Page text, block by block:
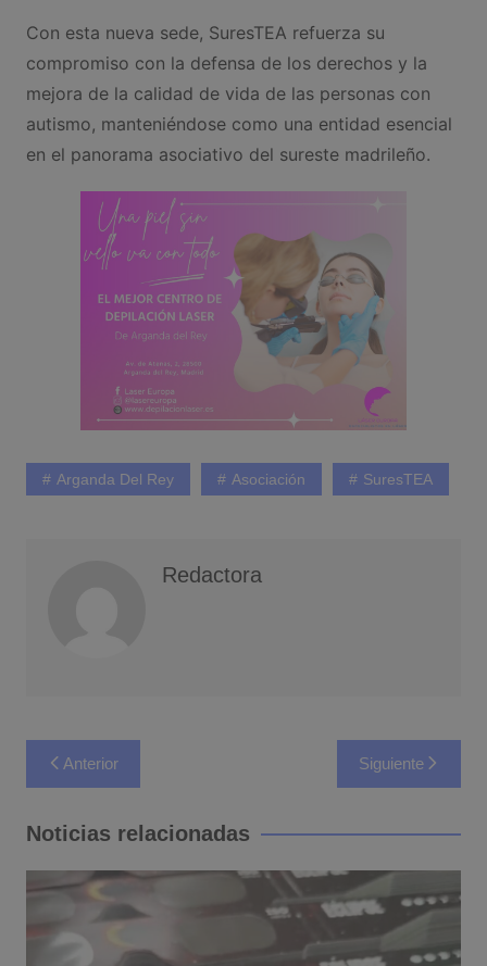
Con esta nueva sede, SuresTEA refuerza su
compromiso con la defensa de los derechos y la
mejora de la calidad de vida de las personas con
autismo, manteniéndose como una entidad esencial
en el panorama asociativo del sureste madrileño.
Arganda Del Rey Asociación SuresTEA
Redactora
Navegación
de
entradas
Anterior Siguiente
Noticias relacionadas